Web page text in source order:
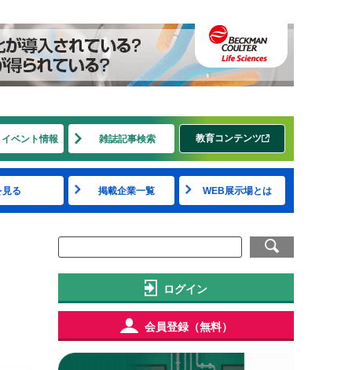
ベント情報 雑誌記事検索 教育コンテンツ
る 掲載企業一覧 WEB展示場とは
ログイン
会員登録（無料）